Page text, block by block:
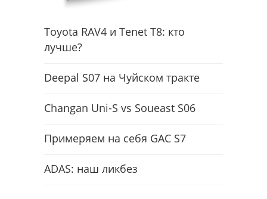
Toyota RAV4 и Tenet T8: кто
лучше?
Deepal S07 на Чуйском тракте
Changan Uni-S vs Soueast S06
Примеряем на себя GAC S7
ADAS: наш ликбез